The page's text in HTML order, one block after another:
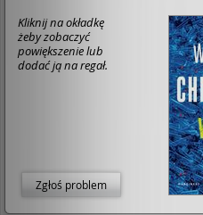
Kliknij na okładkę
żeby zobaczyć
powiększenie lub
dodać ją na regał.
Zgłoś problem